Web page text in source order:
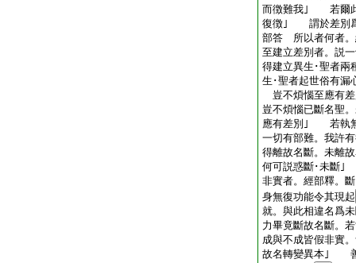
而徴難我｣ 若爾此
復徴｣ 謂於差別爲
部答 所以者何者
至建立差別者。説
得建立異生･聖者兩
生･聖者起世俗有漏
豈不煩惱至應有
豈不煩惱已斷名聖
應有差別｣ 若執無
一切有部難。我許
得離故名斷。未離
何可説惑斷･未斷
非實者。經部釋。
身無復功能令其現起
就。與此相違名爲
力畢竟斷故名斷。
成與不成皆假非實
故名轉變異本｣ 善